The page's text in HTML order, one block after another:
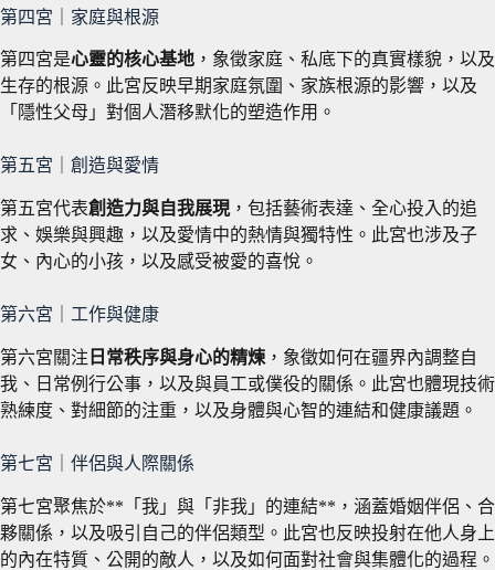
第四宮｜家庭與根源
第四宮是心靈的核心基地 ，象徵家庭、私底下的真實樣貌，以及
生存的根源。此宮反映早期家庭氛圍、家族根源的影響，以及
「隱性父母」對個人潛移默化的塑造作用。
第五宮｜創造與愛情
第五宮代表創造力與自我展現 ，包括藝術表達、全心投入的追
求、娛樂與興趣，以及愛情中的熱情與獨特性。此宮也涉及子
女、內心的小孩，以及感受被愛的喜悅。
第六宮｜工作與健康
第六宮關注 日常秩序與身心的精煉 ，象徵如何在疆界內調整自
我、日常例行公事，以及與員工或僕役的關係。此宮也體現技術
熟練度、對細節的注重，以及身體與心智的連結和健康議題。
第七宮｜伴侶與人際關係
第七宮聚焦於**「我」與「非我」的連結**，涵蓋婚姻伴侶、合
夥關係，以及吸引自己的伴侶類型。此宮也反映投射在他人身上
的內在特質、公開的敵人，以及如何面對社會與集體化的過程。